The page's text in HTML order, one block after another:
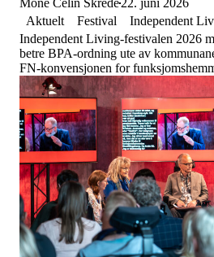
Tall og fakta
Om Uloba
Kontakt Uloba
Supportsenter
Aktuelt
Festival Independent
Independent Living-festivalen 2026
betre BPA-ordning ute av
FN-konvensjonen for
norsk lov.